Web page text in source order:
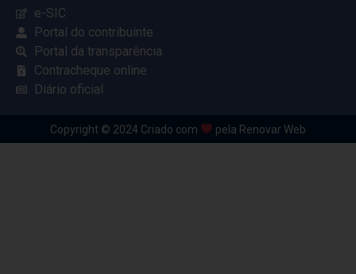
e-SIC
Portal do contribuinte
Portal da transparência
Contracheque online
Diário oficial
Copyright © 2024 Criado com pela Renovar Web